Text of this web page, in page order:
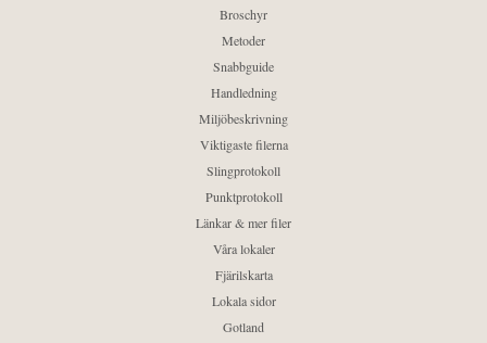
Broschyr
Metoder
Snabbguide
Handledning
Miljöbeskrivning
Viktigaste filerna
Slingprotokoll
Punktprotokoll
Länkar & mer filer
Våra lokaler
Fjärilskarta
Lokala sidor
Gotland